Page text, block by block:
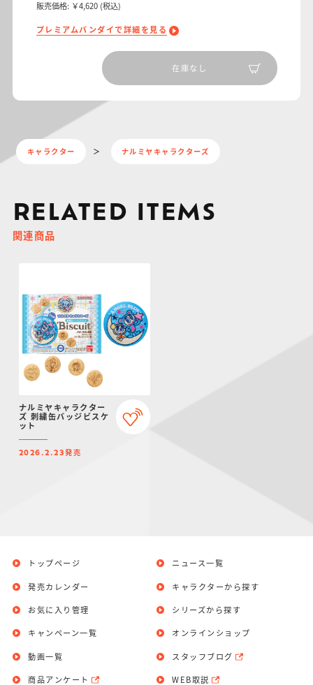
販売価格: ￥4,620 (税込)
プレミアムバンダイで詳細を見る
在庫なし
キャラクター ナルミヤキャラクターズ
RELATED ITEMS
関連商品
ナルミヤキャラクター
ズ 刺繍缶バッジビスケ
ット
2026.2.23発売
トップページ
発売カレンダー
お気に入り管理
ニュース一覧
キャラクターから探す
シリーズから探す
キャンペーン一覧
動画一覧
商品アンケート
オンラインショップ
スタッフブログ
WEB取説